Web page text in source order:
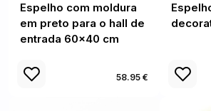
Espelho com moldura
em preto para o hall de
entrada 60x40 cm
58.95 €